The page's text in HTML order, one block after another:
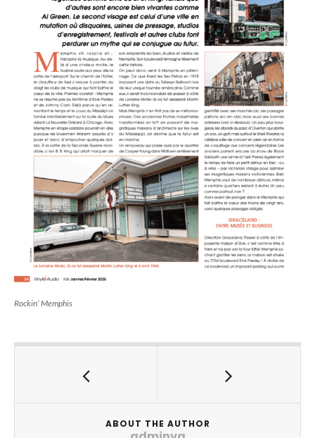
Rockin’ Memphis
ABOUT THE AUTHOR